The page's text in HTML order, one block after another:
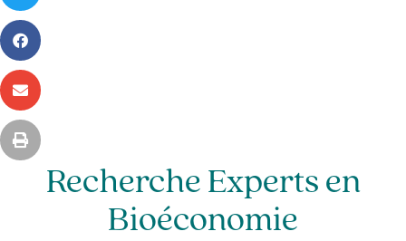
Recherche Experts en
Bioéconomie